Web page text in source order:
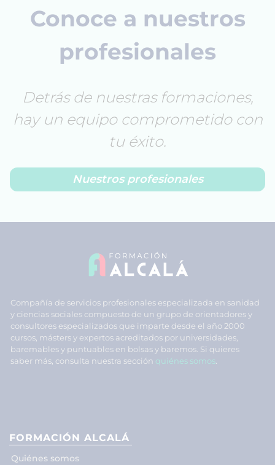
Conoce a nuestros
profesionales
Detrás de nuestras formaciones,
hay un equipo comprometido con
tu éxito.
Nuestros profesionales
Compañía de servicios profesionales especializada en sanidad
y ciencias sociales compuesto de un grupo de orientadores y
consultores especializados que imparte desde el año 2000
cursos, másters y expertos acreditados por universidades,
baremables y puntuables en bolsas y baremos. Si quieres
saber más, consulta nuestra sección quiénes somos
FORMACIÓN ALCALÁ
Quiénes somos